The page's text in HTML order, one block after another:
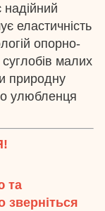
надійний
еластичність
опорно-
малих
природну
улюбленця
та
зверніться